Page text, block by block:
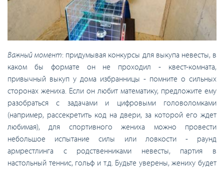
Важный момент: придумывая конкурсы для выкупа невесты, в
каком бы формате он не проходил - квест-комната,
привычный выкуп у дома избранницы - помните о сильных
сторонах жениха. Если он любит математику, предложите ему
разобраться с задачами и цифровыми головоломками
(например, рассекретить код на двери, за которой его ждет
любимая), для спортивного жениха можно провести
небольшое испытание силы или ловкости - раунд
армрестлинга с родственниками невесты, партия в
настольный теннис, гольф и т.д. Будьте уверены, жениху будет